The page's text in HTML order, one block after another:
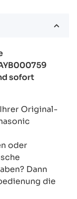
sofort
Original-
oder
Dann
die